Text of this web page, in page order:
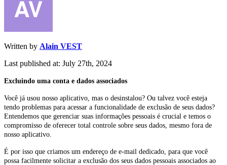
Written by Alain VEST
Last published at: July 27th, 2024
Excluindo uma conta e dados associados
Você já usou nosso aplicativo, mas o desinstalou? Ou talvez você esteja
tendo problemas para acessar a funcionalidade de exclusão de seus dados?
Entendemos que gerenciar suas informações pessoais é crucial e temos o
compromisso de oferecer total controle sobre seus dados, mesmo fora de
nosso aplicativo.
É por isso que criamos um endereço de e-mail dedicado, para que você
possa facilmente solicitar a exclusão dos seus dados pessoais associados ao